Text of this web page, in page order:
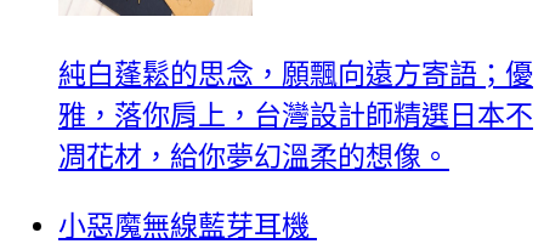
純白蓬鬆的思念，願飄向遠方寄語；優
雅，落你肩上，台灣設計師精選日本不
凋花材，給你夢幻溫柔的想像。
小惡魔無線藍芽耳機